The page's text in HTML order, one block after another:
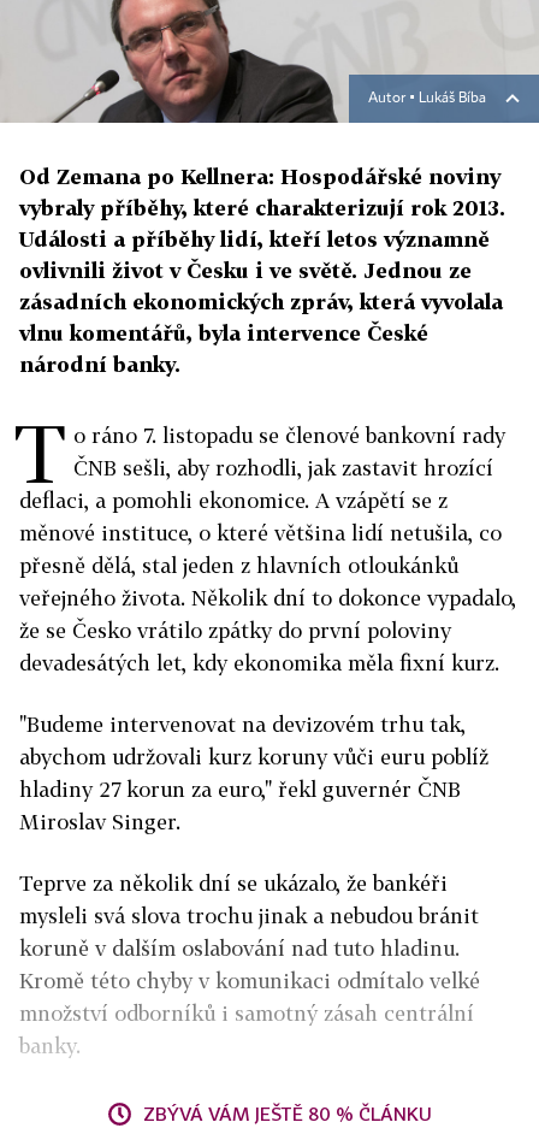
Autor ▪ Lukáš Bíba
Od Zemana po Kellnera: Hospodářské noviny
vybraly příběhy, které charakterizují rok 2013.
Události a příběhy lidí, kteří letos významně
ovlivnili život v Česku i ve světě. Jednou ze
zásadních ekonomických zpráv, která vyvolala
vlnu komentářů, byla intervence České
národní banky.
T o ráno 7. listopadu se členové bankovní rady
ČNB sešli, aby rozhodli, jak zastavit hrozící
deflaci, a pomohli ekonomice. A vzápětí se z
měnové instituce, o které většina lidí netušila, co
přesně dělá, stal jeden z hlavních otloukánků
veřejného života. Několik dní to dokonce vypadalo,
že se Česko vrátilo zpátky do první poloviny
devadesátých let, kdy ekonomika měla fixní kurz.
"Budeme intervenovat na devizovém trhu tak,
abychom udržovali kurz koruny vůči euru poblíž
hladiny 27 korun za euro," řekl guvernér ČNB
Miroslav Singer.
Teprve za několik dní se ukázalo, že bankéři
mysleli svá slova trochu jinak a nebudou bránit
koruně v dalším oslabování nad tuto hladinu.
Kromě této chyby v komunikaci odmítalo velké
množství odborníků i samotný zásah centrální
banky.
ZBÝVÁ VÁM JEŠTĚ 80 % ČLÁNKU